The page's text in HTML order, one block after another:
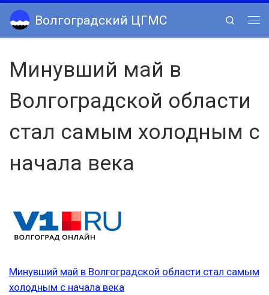
Skip to content
Волгоградский ЦГМС
Search
Минувший май в
Волгоградской области
стал самым холодным с
начала века
Минувший май в Волгоградской области стал самым
холодным с начала века